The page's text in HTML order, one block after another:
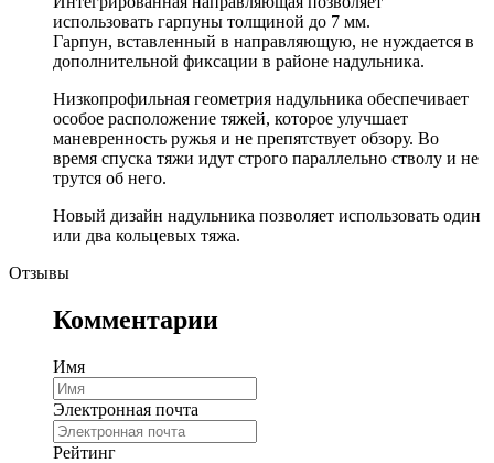
использовать гарпуны толщиной до 7 мм.
Гарпун, вставленный в направляющую, не нуждается в
дополнительной фиксации в районе надульника.
Низкопрофильная геометрия надульника обеспечивает
особое расположение тяжей, которое улучшает
маневренность ружья и не препятствует обзору. Во
время спуска тяжи идут строго параллельно стволу и не
трутся об него.
Новый дизайн надульника позволяет использовать один
или два кольцевых тяжа.
Отзывы
Комментарии
Имя
Электронная почта
Рейтинг